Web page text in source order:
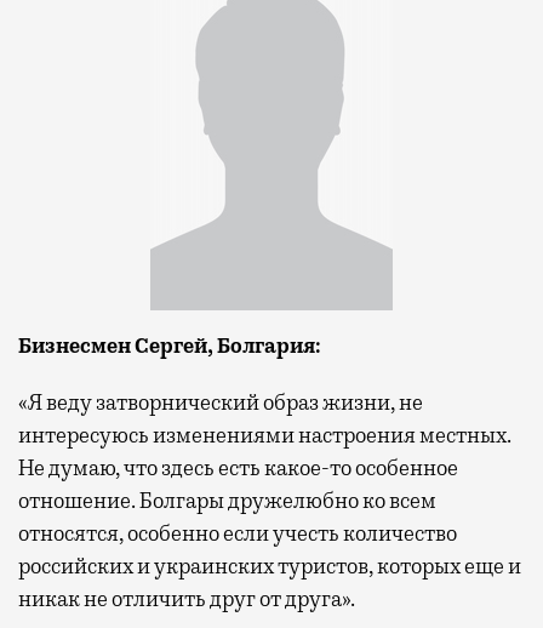
БизнесменСергей,Болгария:
«Я веду затворнический образ жизни, не
интересуюсь изменениями настроения местных.
Не думаю, что здесь есть какое-то особенное
отношение. Болгары дружелюбно ко всем
относятся, особенно если учесть количество
российских и украинских туристов, которых еще и
никак не отличить друг от друга».